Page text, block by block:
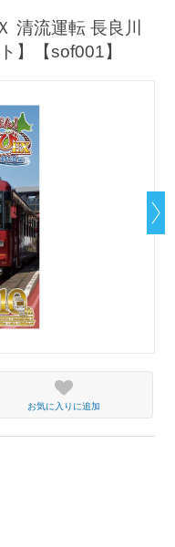
清流運転 長良川
】【sof001】
お気に入りに追加